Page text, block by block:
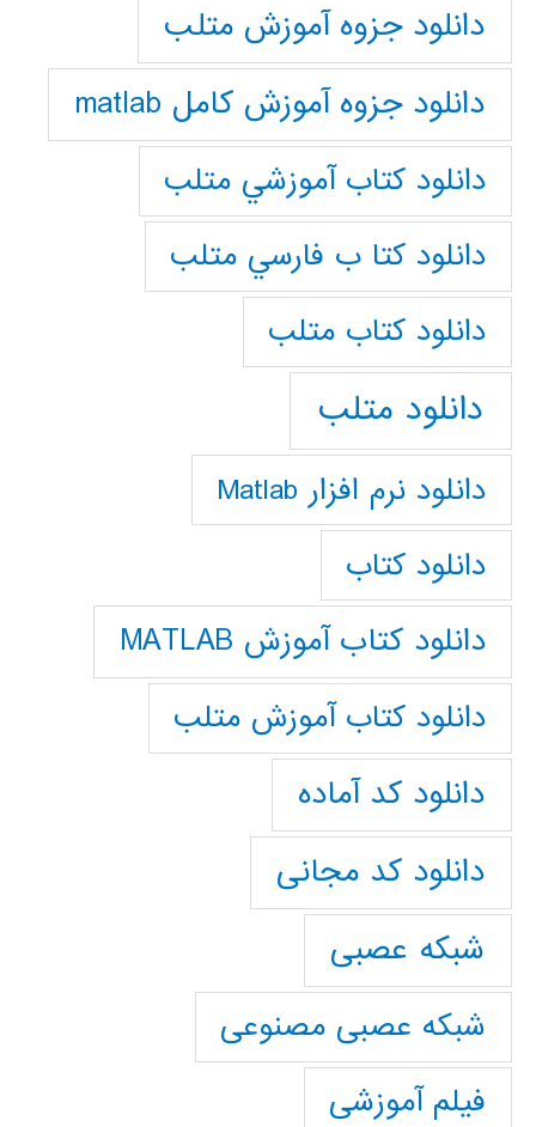
دانلود جزوه آموزش متلب
دانلود جزوه آموزش کامل matlab
دانلود كتاب آموزشي متلب
دانلود كتا ب فارسي متلب
دانلود كتاب متلب
دانلود متلب
دانلود نرم افزار Matlab
دانلود کتاب
دانلود کتاب آموزش MATLAB
دانلود کتاب آموزش متلب
دانلود کد آماده
دانلود کد مجانی
شبکه عصبی
شبکه عصبی مصنوعی
فیلم آموزشی